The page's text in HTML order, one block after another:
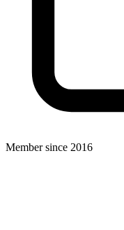
Member since 2016